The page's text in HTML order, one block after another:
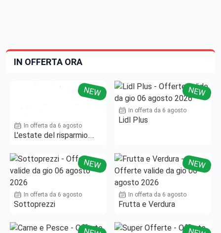
IN OFFERTA ORA
NEW
In offerta da 6 agosto
L'estate del risparmio.
NEW
In offerta da 6 agosto
Lidl Plus
NEW
In offerta da 6 agosto
Sottoprezzi
NEW
In offerta da 6 agosto
Frutta e Verdura